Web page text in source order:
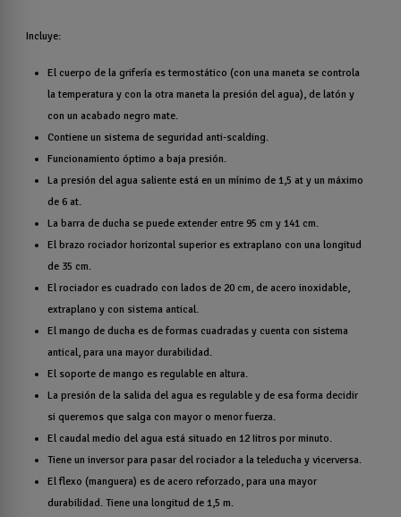
Incluye:
El cuerpo de la grifería es termostático (con una maneta se controla
la temperatura y con la otra maneta la presión del agua), de latón y
con un acabado negro mate.
Contiene un sistema de seguridad anti-scalding.
Funcionamiento óptimo a baja presión.
La presión del agua saliente está en un mínimo de 1,5 at y un máximo
de 6 at.
La barra de ducha se puede extender entre 95 cm y 141 cm.
El brazo rociador horizontal superior es extraplano con una longitud
de 35 cm.
El rociador es cuadrado con lados de 20 cm, de acero inoxidable,
extraplano y con sistema antical.
El mango de ducha es de formas cuadradas y cuenta con sistema
antical, para una mayor durabilidad.
El soporte de mango es regulable en altura.
La presión de la salida del agua es regulable y de esa forma decidir
si queremos que salga con mayor o menor fuerza.
El caudal medio del agua está situado en 12 Iitros por minuto.
Tiene un inversor para pasar del rociador a la teleducha y vicerversa.
El flexo (manguera) es de acero reforzado, para una mayor
durabilidad. Tiene una longitud de 1,5 m.